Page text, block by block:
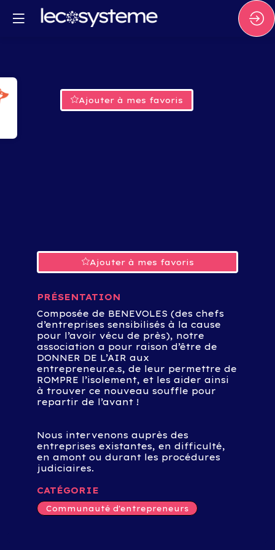
Ajouter à mes favoris
Ajouter à mes favoris
PRÉSENTATION
Composée de BENEVOLES (des chefs
d’entreprises sensibilisés à la cause
pour l’avoir vécu de près), notre
association a pour raison d’être de
DONNER DE L’AIR aux
entrepreneur.e.s, de leur permettre de
ROMPRE l’isolement, et les aider ainsi
à trouver ce nouveau souffle pour
repartir de l’avant !
Nous intervenons auprès des
entreprises existantes, en difficulté,
en amont ou durant les procédures
judiciaires.
CATÉGORIE
Communauté d'entrepreneurs